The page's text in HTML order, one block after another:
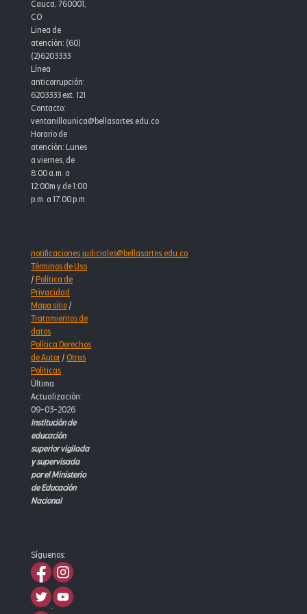
Cauca, 760001,
CO
Linea de
atención: (60)
(2)6203333
Línea
anticorrupción:
6203333 ext. 121
Contacto:
ventanillaunica@bellasartes.edu.co
Horario de
atención: Lunes
a viernes, de
8:00 a.m. a
12:00m y de 1:00
p.m. a 17:00 p.m.
notificaciones.judiciales@bellasartes.edu.co
Términos de Uso
/Política de
Privacidad
Mapa sitio/
Tratamientos de
datos
Política Derechos
de Autor/Otras
Políticas
Última
Actualización:
09-03-2026
Institución de
educación
superior vigilada
y supervisada
por el Ministerio
de Educación
Nacional
Síguenos: